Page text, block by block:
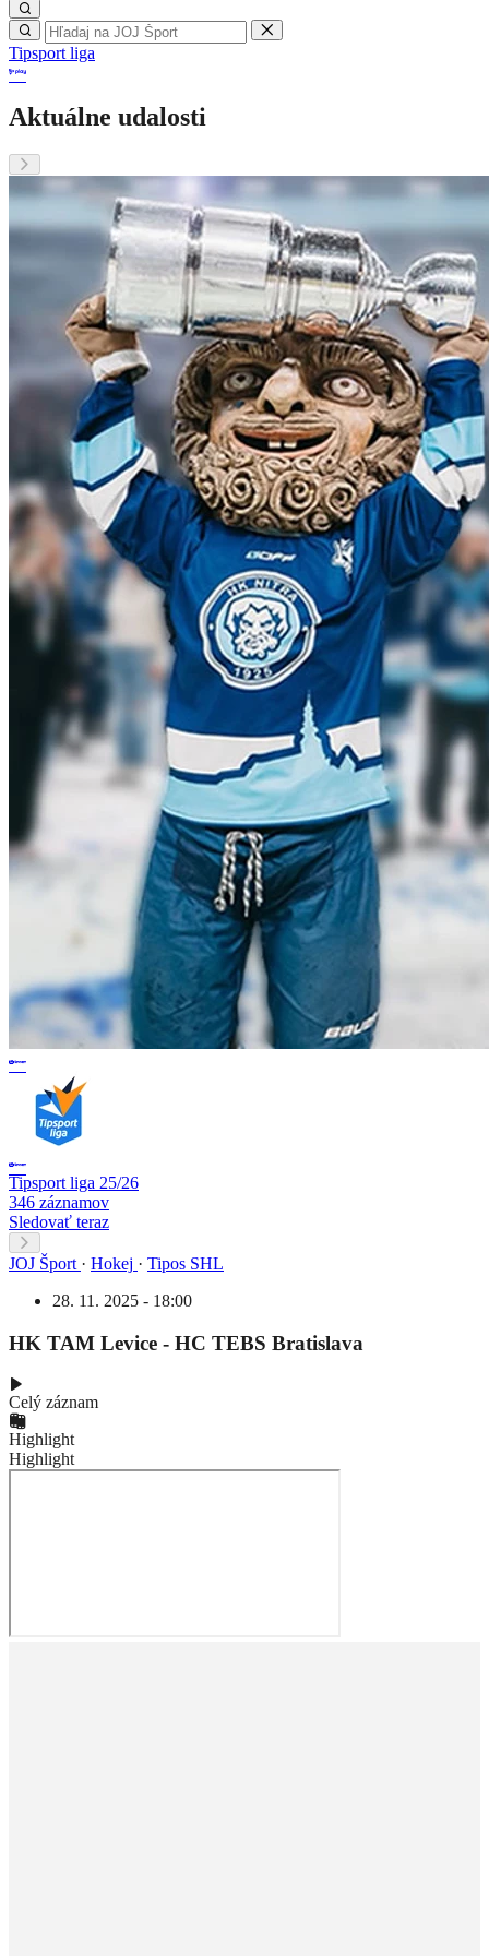
Tipsport liga
Aktuálne udalosti
Tipsport liga 25/26
346 záznamov
Sledovať teraz
JOJ Šport · Hokej · Tipos SHL
28. 11. 2025 - 18:00
HK TAM Levice - HC TEBS Bratislava
Celý záznam
Highlight
Highlight